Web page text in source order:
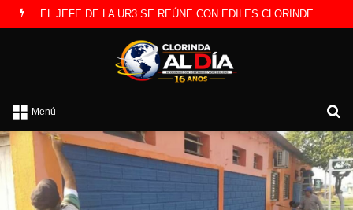
LANZAN INSCRIPCIONES PARA COMPETENCIA DE PESCA EN COSTAS DEL RÍO PARAGUAY
Menú